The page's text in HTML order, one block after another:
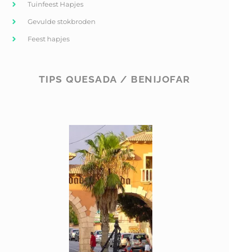
Tuinfeest Hapjes
Gevulde stokbroden
Feest hapjes
TIPS QUESADA / BENIJOFAR